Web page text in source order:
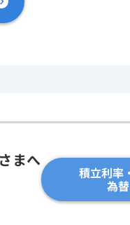
まへ
積立利率
為